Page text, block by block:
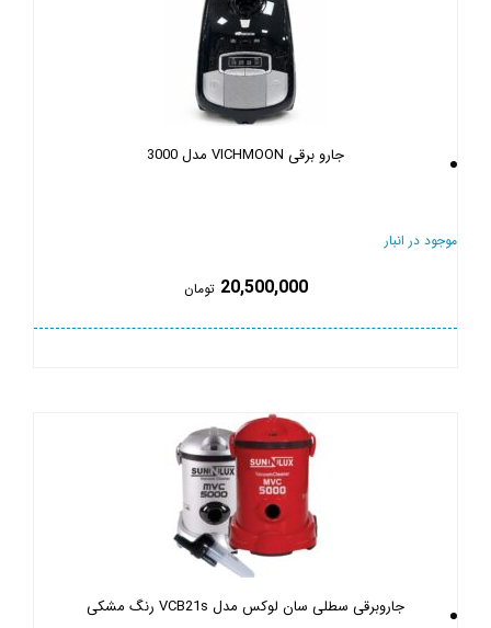
جارو برقی VICHMOON مدل 3000
موجود در انبار
20,500,000 تومان
جاروبرقی سطلی سان لوکس مدل VCB21s رنگ مشکی